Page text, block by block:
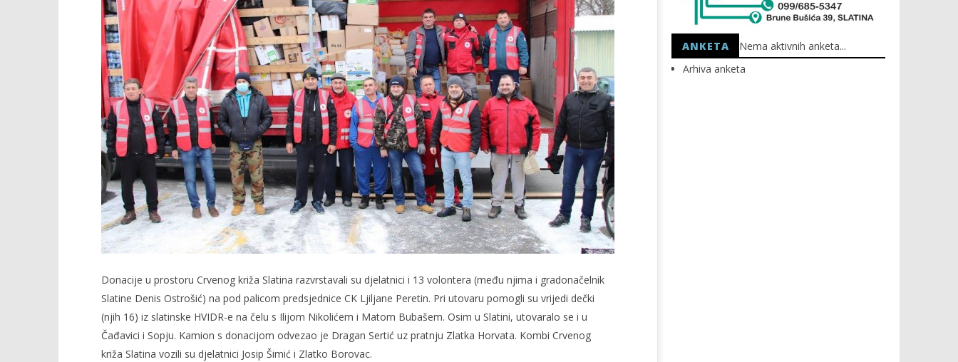
Donacije u prostoru Crvenog križa Slatina razvrstavali su djelatnici i 13 volontera (među njima i gradonačelnik
Slatine Denis Ostrošić) na pod palicom predsjednice CK Ljiljane Peretin. Pri utovaru pomogli su vrijedi dečki
(njih 16) iz slatinske HVIDR-e na čelu s Ilijom Nikolićem i Matom Bubašem. Osim u Slatini, utovaralo se i u
Čađavici i Sopju. Kamion s donacijom odvezao je Dragan Sertić uz pratnju Zlatka Horvata. Kombi Crvenog
križa Slatina vozili su djelatnici Josip Šimić i Zlatko Borovac.
ANKETA
Nema aktivnih anketa...
Arhiva anketa